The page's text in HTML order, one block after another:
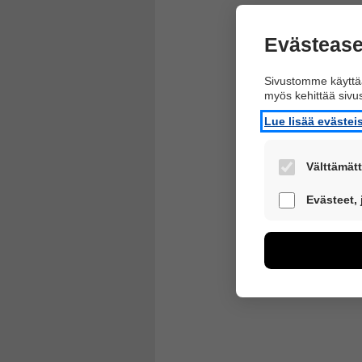
Sivustomme
myös kehittää
Lue lisää
NämäEvästeet,
voimme
esimerkiksi
Voit valita,